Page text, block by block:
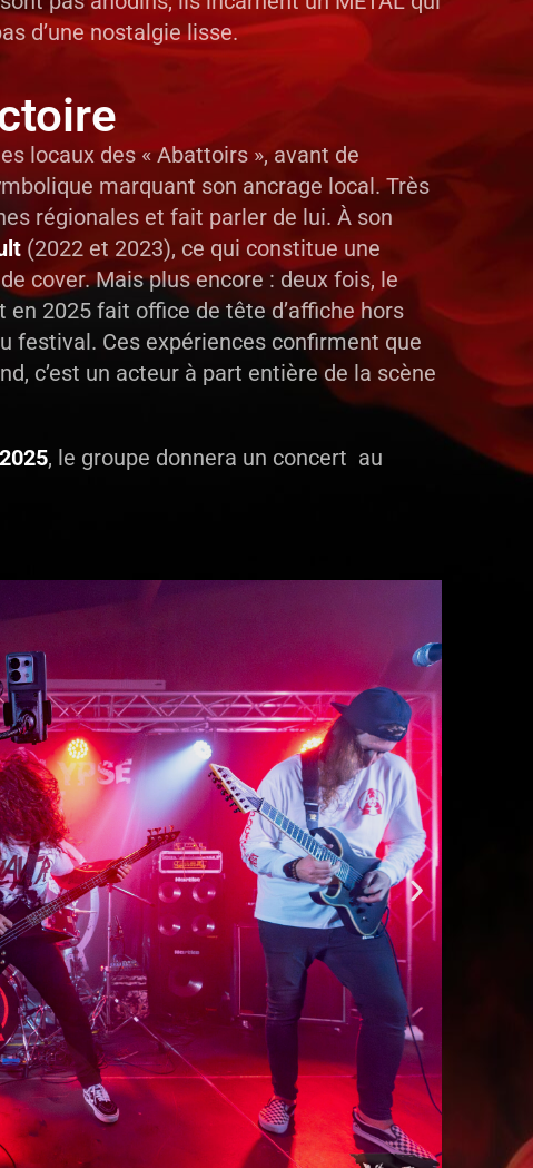
d’une nostalgie lisse.
locaux des « Abattoirs », avant de
marquant son ancrage local. Très
régionales et fait parler de lui. À son
(2022 et 2023), ce qui constitue une
cover. Mais plus encore : deux fois, le
en 2025 fait office de tête d’affiche hors
festival. Ces expériences confirment que
c’est un acteur à part entière de la scène
, le groupe donnera un concert au